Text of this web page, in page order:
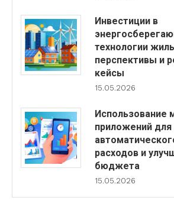
Инвестиции в
технологии
перспективы и
кейсы
15.05.2026
Использование
приложений для
расходов и
бюджета
15.05.2026